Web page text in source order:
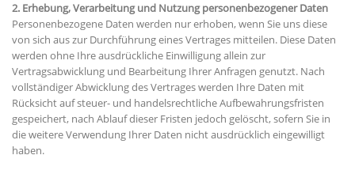
2. Erhebung, Verarbeitung und Nutzung personenbezogener Daten
Personenbezogene Daten werden nur erhoben, wenn Sie uns diese
von sich aus zur Durchführung eines Vertrages mitteilen. Diese Daten
werden ohne Ihre ausdrückliche Einwilligung allein zur
Vertragsabwicklung und Bearbeitung Ihrer Anfragen genutzt. Nach
vollständiger Abwicklung des Vertrages werden Ihre Daten mit
Rücksicht auf steuer- und handelsrechtliche Aufbewahrungsfristen
gespeichert, nach Ablauf dieser Fristen jedoch gelöscht, sofern Sie in
die weitere Verwendung Ihrer Daten nicht ausdrücklich eingewilligt
haben.